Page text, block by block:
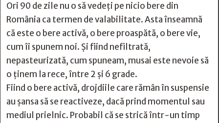
Ori 90 de zile nu o să vedeți pe nicio bere din
România ca termen de valabilitate. Asta înseamnă
că este o bere activă, o bere proaspătă, o bere vie,
cum îi spunem noi. Și fiind nefiltrată,
nepasteurizată, cum spuneam, musai este nevoie să
o ținem la rece, între 2 și 6 grade.
Fiind o bere activă, drojdiile care rămân în suspensie
au șansa să se reactiveze, dacă prind momentul sau
mediul prielnic. Probabil că se strică într-un timp